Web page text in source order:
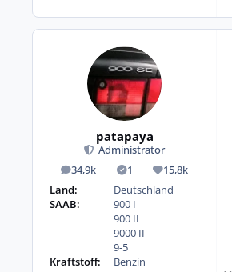
patapaya
Administrator
34,9k
Beiträge 1
Lösungen15,8k
Reputation
Land:
Deutschland
SAAB:
900 I
900 II
9000 II
9-5
Kraftstoff:
Benzin